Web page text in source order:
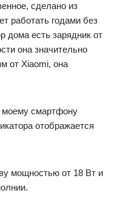
сделано из
работать годами без
дома есть зарядник от
она значительно
от Xiaomi, она
моему смартфону
отображается
мощностью от 18 Вт и